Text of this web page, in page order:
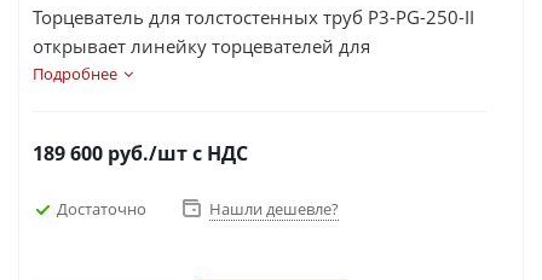
Торцеватель для толстостенных труб P3-PG-250-II
открывает линейку торцевателей для
толстостенных труб с толщиной стенки до 80 мм.
Подробнее
189 600 руб./штс НДС
Достаточно Нашли дешевле?